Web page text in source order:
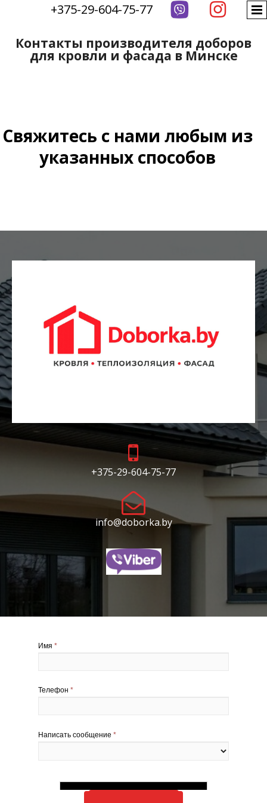
+375-29-604-75-77 
Контакты производителя доборов
для кровли и фасада в Минске
Свяжитесь с нами любым из
указанных способов

+375-29-604-75-77

info@doborka.by
Имя *
Телефон *
Написать сообщение *